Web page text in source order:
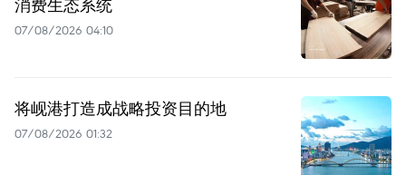
消费生态系统
07/08/2026 04:10
将岘港打造成战略投资目的地
07/08/2026 01:32